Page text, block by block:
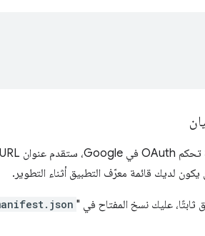
يكون لديك قائمة معرّف التطبيق أثناء التطوير.
ثابتًا، عليك نسخ المفتاح في "